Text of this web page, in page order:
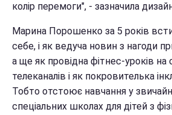
колір перемоги", - зазначила
Марина Порошенко за 5 років
себе, і як ведуча новин з нагоди
а ще як провідна фітнес-уроків на
телеканалів і як покровителька
Тобто отстоює навчання у
спеціальних школах для дітей з